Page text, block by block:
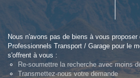
Nous n'avons pas de biens à vous
Professionnels Transport / Garage pour le
s'offrent à vous :
Re-soumettre la recherche avec moins
Transmettez-nous votre demande